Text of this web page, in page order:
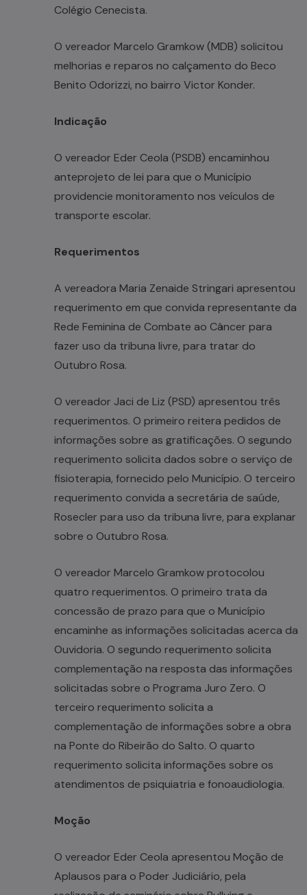
Colégio Cenecista.
O vereador Marcelo Gramkow (MDB) solicitou
melhorias e reparos no calçamento do Beco
Benito Odorizzi, no bairro Victor Konder.
Indicação
O vereador Eder Ceola (PSDB) encaminhou
anteprojeto de lei para que o Município
providencie monitoramento nos veículos de
transporte escolar.
Requerimentos
A vereadora Maria Zenaide Stringari apresentou
requerimento em que convida representante da
Rede Feminina de Combate ao Câncer para
fazer uso da tribuna livre, para tratar do
Outubro Rosa.
O vereador Jaci de Liz (PSD) apresentou três
requerimentos. O primeiro reitera pedidos de
informações sobre as gratificações. O segundo
requerimento solicita dados sobre o serviço de
fisioterapia, fornecido pelo Município. O terceiro
requerimento convida a secretária de saúde,
Rosecler para uso da tribuna livre, para explanar
sobre o Outubro Rosa.
O vereador Marcelo Gramkow protocolou
quatro requerimentos. O primeiro trata da
concessão de prazo para que o Município
encaminhe as informações solicitadas acerca da
Ouvidoria. O segundo requerimento solicita
complementação na resposta das informações
solicitadas sobre o Programa Juro Zero. O
terceiro requerimento solicita a
complementação de informações sobre a obra
na Ponte do Ribeirão do Salto. O quarto
requerimento solicita informações sobre os
atendimentos de psiquiatria e fonoaudiologia.
Moção
O vereador Eder Ceola apresentou Moção de
Aplausos para o Poder Judiciário, pela